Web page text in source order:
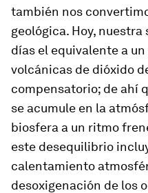
también nos
geológica. Hoy,
días el equivalente a
volcánicas de dióxido
compensatorio; de ahí
se acumule en la
biosfera a un ritmo
este desequilibrio
calentamiento
desoxigenación de los